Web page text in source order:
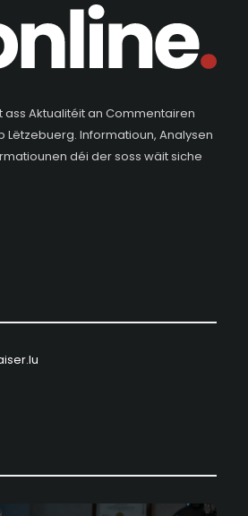
ass Aktualitéit an Commentairen
Lëtzebuerg. Informatioun, Analysen
déi der soss wäit siche